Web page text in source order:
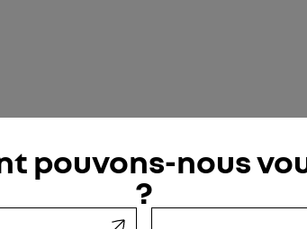
pouvons-nous
?